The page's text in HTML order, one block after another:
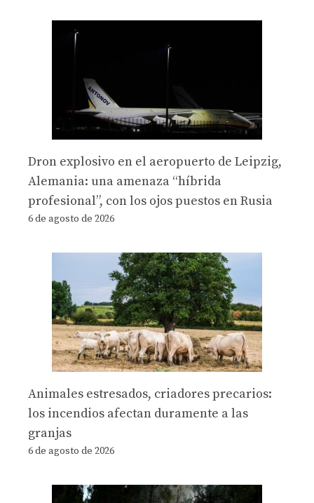
Dron explosivo en el aeropuerto de Leipzig,
Alemania: una amenaza “híbrida
profesional”, con los ojos puestos en Rusia
6 de agosto de 2026
Animales estresados, criadores precarios:
los incendios afectan duramente a las
granjas
6 de agosto de 2026